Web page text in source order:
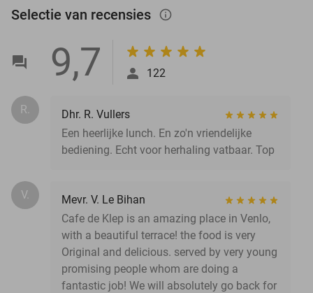
Selectie van recensies info_outlined
9,7 122
R.
Dhr. R. Vullers
Een heerlijke lunch. En zo'n vriendelijke
bediening. Echt voor herhaling vatbaar. Top
V.
Mevr. V. Le Bihan
Cafe de Klep is an amazing place in Venlo,
with a beautiful terrace! the food is very
Original and delicious. served by very young
promising people whom are doing a
fantastic job! We will absolutely go back for